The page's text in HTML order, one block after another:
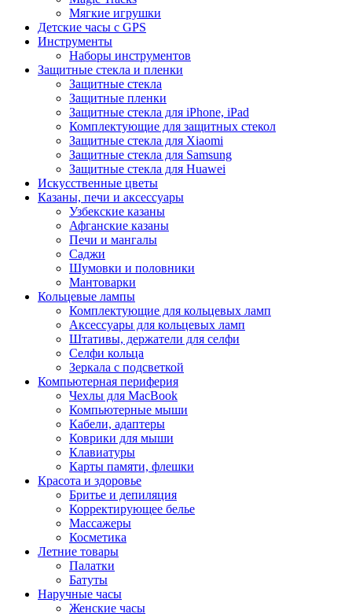
Мягкие игрушки
Детские часы с GPS
Инструменты
Наборы инструментов
Защитные стекла и пленки
Защитные стекла
Защитные пленки
Защитные стекла для iPhone, iPad
Комплектующие для защитных стекол
Защитные стекла для Xiaomi
Защитные стекла для Samsung
Защитные стекла для Huawei
Искусственные цветы
Казаны, печи и аксессуары
Узбекские казаны
Афганские казаны
Печи и мангалы
Саджи
Шумовки и половники
Мантоварки
Кольцевые лампы
Комплектующие для кольцевых ламп
Аксессуары для кольцевых ламп
Штативы, держатели для селфи
Селфи кольца
Зеркала с подсветкой
Компьютерная периферия
Чехлы для MacBook
Компьютерные мыши
Кабели, адаптеры
Коврики для мыши
Клавиатуры
Карты памяти, флешки
Красота и здоровье
Бритье и депиляция
Корректирующее белье
Массажеры
Косметика
Летние товары
Палатки
Батуты
Наручные часы
Женские часы